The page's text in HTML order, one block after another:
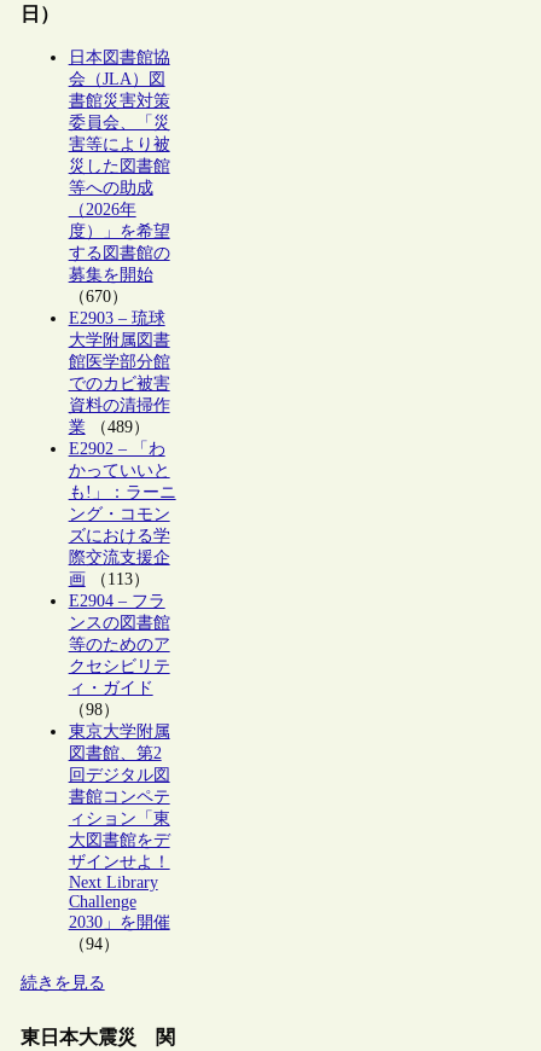
日）
日本図書館協
会（JLA）図
書館災害対策
委員会、「災
害等により被
災した図書館
等への助成
（2026年
度）」を希望
する図書館の
募集を開始
（670）
E2903 – 琉球
大学附属図書
館医学部分館
でのカビ被害
資料の清掃作
業（489）
E2902 – 「わ
かっていいと
も!」：ラーニ
ング・コモン
ズにおける学
際交流支援企
画 （113）
E2904 – フラ
ンスの図書館
等のためのア
クセシビリテ
ィ・ガイド
（98）
東京大学附属
図書館、第2
回デジタル図
書館コンペテ
ィション「東
大図書館をデ
ザインせよ！
Next Library
Challenge
2030」を開催
（94）
続きを見る
東日本大震災 関